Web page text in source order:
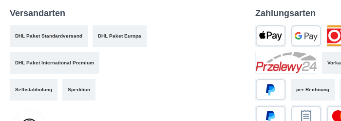
Versandarten
DHL Paket Standardversand DHL Paket Europa
DHL Paket International Premium
Selbstabholung Spedition
Zahlungsarten
per Rechnung